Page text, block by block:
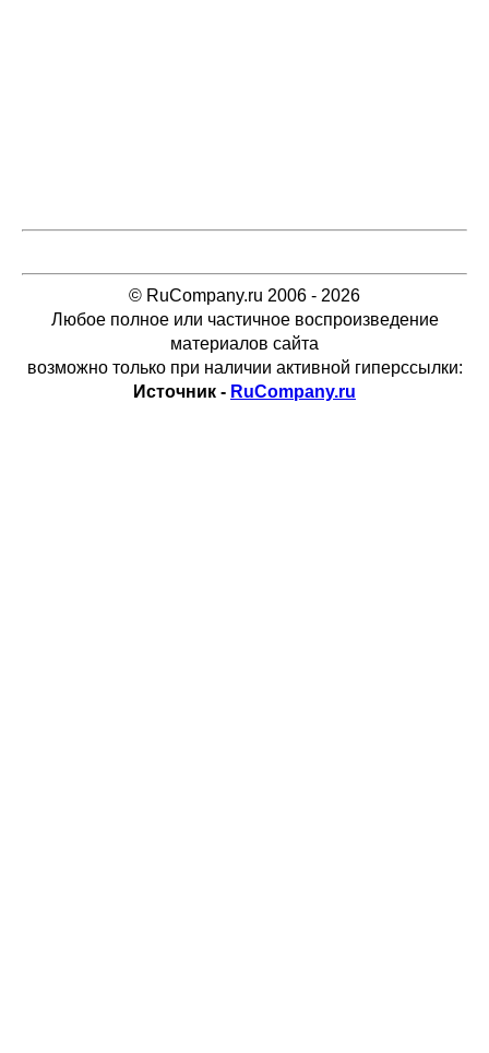
© RuCompany.ru 2006 - 2026
Любое полное или частичное воспроизведение
материалов сайта
возможно только при наличии активной гиперссылки:
Источник - RuCompany.ru